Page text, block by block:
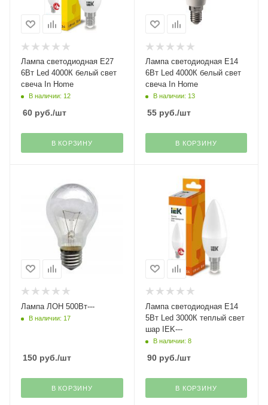
Лампа светодиодная Е27
6Вт Led 4000К белый свет
свеча In Home
В наличии: 12
60 руб./шт
В КОРЗИНУ
Лампа светодиодная Е14
6Вт Led 4000К белый свет
свеча In Home
В наличии: 13
55руб./шт
В КОРЗИНУ
Лампа ЛОН 500Вт---
В наличии: 17
150 руб./шт
В КОРЗИНУ
Лампа светодиодная Е14
5Вт Led 3000К теплый свет
шар IEK---
В наличии: 8
90руб./шт
В КОРЗИНУ